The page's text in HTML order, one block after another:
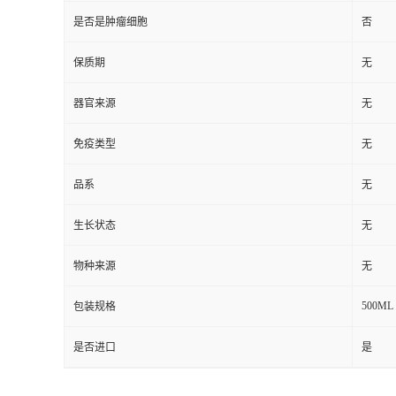
是否是肿瘤细胞 否
保质期 无
器官来源 无
免疫类型 无
品系 无
生长状态 无
物种来源 无
包装规格 500ML
是否进口 是